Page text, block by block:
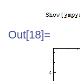
Out[18]=